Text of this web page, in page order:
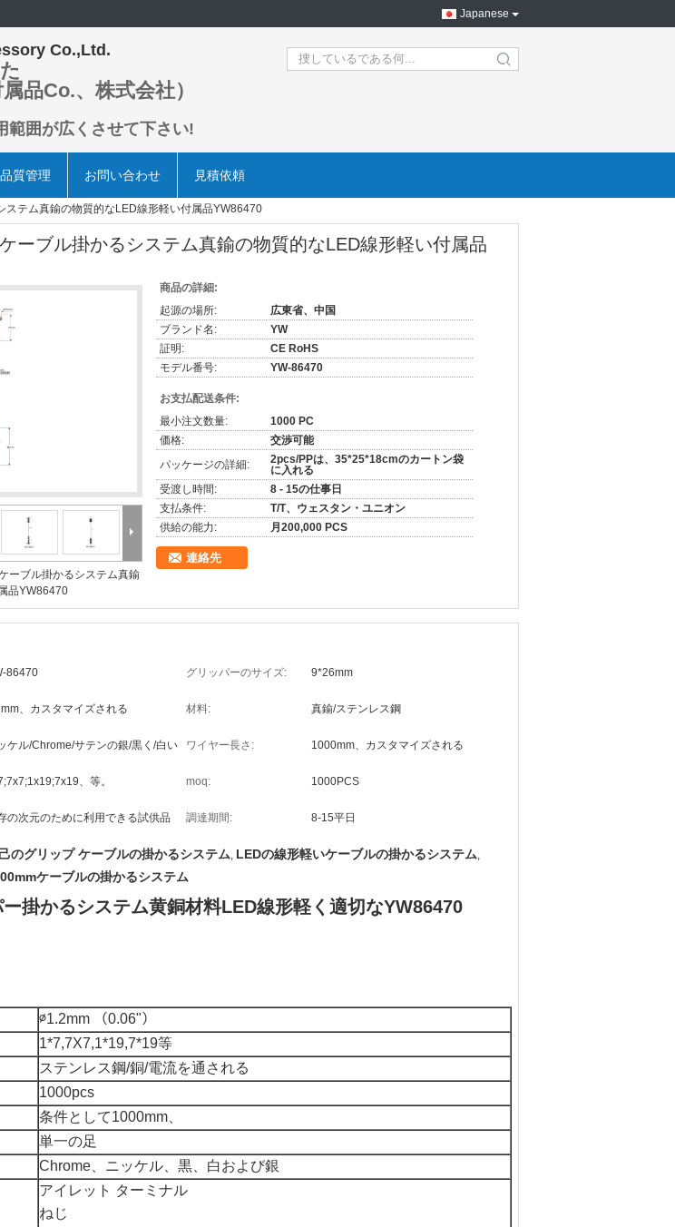
Japanese
Co.,Ltd.
品Co.、株式会社）
範囲が広くさせて下さい!
search
品質管理 お問い合わせ 見積依頼
ステム真鍮の物質的なLED線形軽い付属品YW86470
ーブル掛かるシステム真鍮の物質的なLED線形軽い付属品
ーブル掛かるシステム真鍮
品YW86470
商品の詳細:
起源の場所:
広東省、中国
ブランド名:
YW
証明:
CE RoHS
モデル番号:
YW-86470
お支払配送条件:
最小注文数量:
1000 PC
価格:
交渉可能
パッケージの詳細:
2pcs/PPは、35*25*18cmのカートン袋
に入れる
受渡し時間:
8 - 15の仕事日
支払条件:
T/T、ウェスタン・ユニオン
供給の能力:
月200,000 PCS
連絡先
86470 グリッパーのサイズ: 9*26mm
、カスタマイズされる 材料: 真鍮/ステンレス鋼
ケル/Chrome/サテンの銀/黒く/白い ワイヤー長さ: 1000mm、カスタマイズされる
、等。 moq: 1000PCS
の次元のために利用できる試供品 調達期間: 8-15平日
のグリップ ケーブルの掛かるシステム, LEDの線形軽いケーブルの掛かるシステム,
ケーブルの掛かるシステム
掛かるシステム黄銅材料LED線形軽く適切なYW86470
∅1.2mm （0.06"）
1*7,7X7,1*19,7*19等
ステンレス鋼/銅/電流を通される
1000pcs
条件として1000mm、
単一の足
Chrome、ニッケル、黒、白および銀
アイレット ターミナル
ねじ